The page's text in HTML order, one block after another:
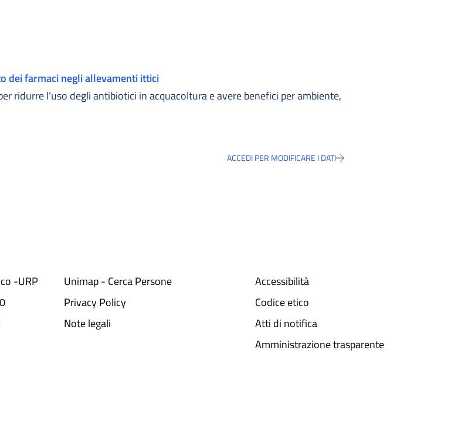
dei farmaci negli allevamenti ittici
ridurre l’uso degli antibiotici in acquacoltura e avere benefici per ambiente,
ACCEDI PER MODIFICARE I DATI
-URP
Unimap - Cerca Persone
Privacy Policy
Note legali
Accessibilità
Codice etico
Atti di notifica
Amministrazione trasparente